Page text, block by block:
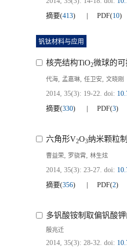
摘要(413) PDF(10)
钒钛材料与应用
核壳结构TiO2微球的
代海, 孟嘉琳, 任卫安, 文晓刚
2014, 35(3): 19-22. doi:
摘要(330) PDF(3)
六角形V2O3纳米颗粒
曹益荣, 罗骁霄, 林生炫
2014, 35(3): 23-27. doi:
摘要(356) PDF(2)
多钒酸铵制取偏钒酸
殷兆迁
2014, 35(3): 28-32. doi: